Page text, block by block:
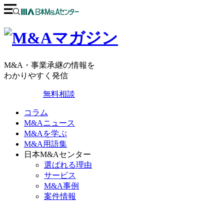
M&A・事業承継の情報を
わかりやすく発信
無料相談
コラム
M&Aニュース
M&Aを学ぶ
M&A用語集
日本M&Aセンター
選ばれる理由
サービス
M&A事例
案件情報